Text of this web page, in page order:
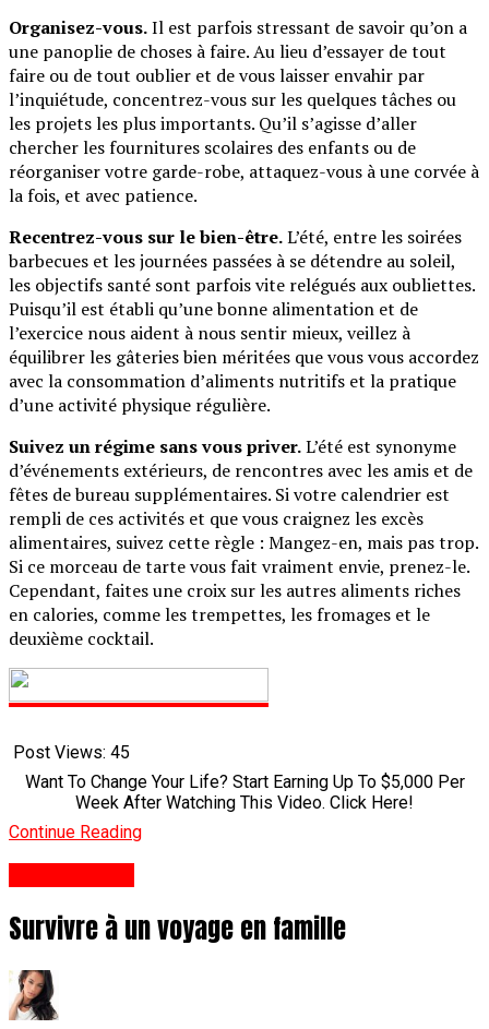
Organisez-vous.Il est parfois stressant de savoir qu’on a
une panoplie de choses à faire. Au lieu d’essayer de tout
faire ou de tout oublier et de vous laisser envahir par
l’inquiétude, concentrez-vous sur les quelques tâches ou
les projets les plus importants. Qu’il s’agisse d’aller
chercher les fournitures scolaires des enfants ou de
réorganiser votre garde-robe, attaquez-vous à une corvée à
la fois, et avec patience.
Recentrez-vous sur le bien-être.L’été, entre les soirées
barbecues et les journées passées à se détendre au soleil,
les objectifs santé sont parfois vite relégués aux oubliettes.
Puisqu’il est établi qu’une bonne alimentation et de
l’exercice nous aident à nous sentir mieux, veillez à
équilibrer les gâteries bien méritées que vous vous accordez
avec la consommation d’aliments nutritifs et la pratique
d’une activité physique régulière.
Suivez un régime sans vous priver.L’été est synonyme
d’événements extérieurs, de rencontres avec les amis et de
fêtes de bureau supplémentaires. Si votre calendrier est
rempli de ces activités et que vous craignez les excès
alimentaires, suivez cette règle : Mangez-en, mais pas trop.
Si ce morceau de tarte vous fait vraiment envie, prenez-le.
Cependant, faites une croix sur les autres aliments riches
en calories, comme les trempettes, les fromages et le
deuxième cocktail.
Post Views: 45
Want To Change Your Life? Start Earning Up To $5,000 Per
Week After Watching This Video. Click Here!
Continue Reading
Survivre à un voyage en famille